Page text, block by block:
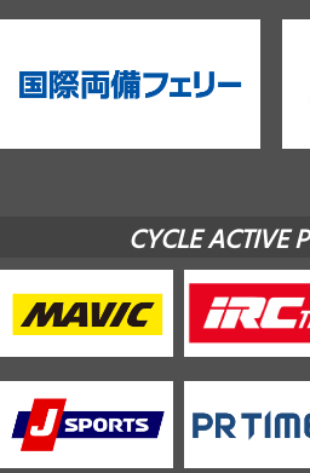
CYCLE ACTIVE